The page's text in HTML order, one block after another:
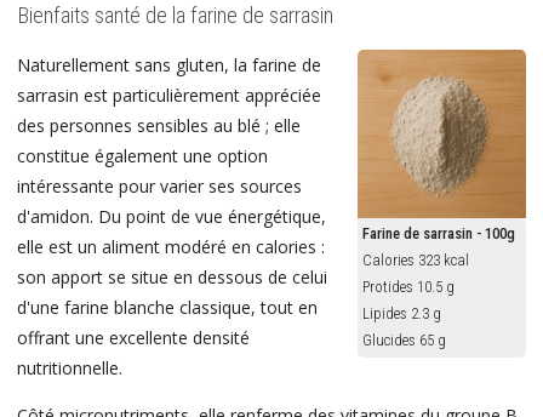
Bienfaits santé de la farine de sarrasin
Farine de sarrasin - 100g
Calories 323 kcal
Protides 10.5 g
Lipides 2.3 g
Glucides 65 g
Naturellement sans gluten, la farine de
sarrasin est particulièrement appréciée
des personnes sensibles au blé ; elle
constitue également une option
intéressante pour varier ses sources
d'amidon. Du point de vue énergétique,
elle est un aliment modéré en calories :
son apport se situe en dessous de celui
d'une farine blanche classique, tout en
offrant une excellente densité
nutritionnelle.